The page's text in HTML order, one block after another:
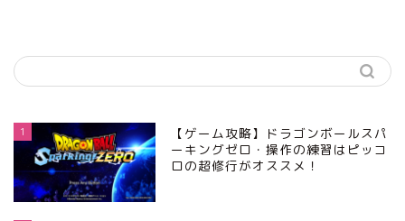
1
【ゲーム攻略】ドラゴンボールスパ
ーキングゼロ・操作の練習はピッコ
ロの超修行がオススメ！